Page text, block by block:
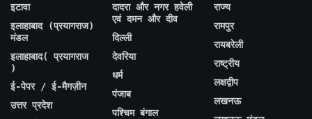
इटावा
इलाहाबाद (प्रयागराज)
मंडल
इलाहाबाद( प्रयागराज
)
ई-पेपर / ई-मैगज़ीन
उत्तर प्रदेश
दादरा और नगर हवेली
एवं दमन और दीव
दिल्ली
देवरिया
धर्म
पंजाब
पश्चिम बंगाल
राज्य
रामपुर
रायबरेली
राष्ट्रीय
लक्षद्वीप
लखनऊ